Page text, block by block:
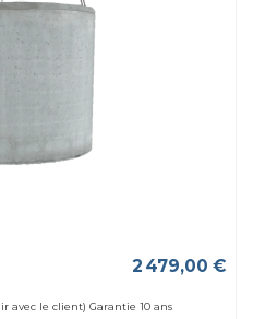
2 479,00 €
avec le client) Garantie 10 ans